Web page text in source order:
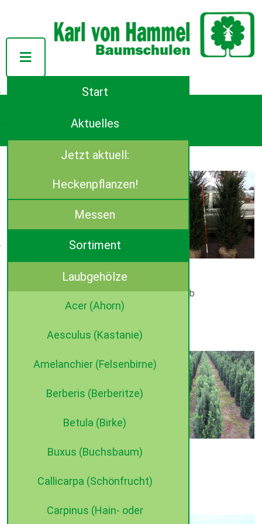
D-26639 Wiesmoor
E-Mail:info(at)von-hammel.de
Taxus (Eibe)
Taxus baccata
120- 140 cm, mB
150- 175 cm, Sol mDb
60- 70 cm breit x 175- 200 cm hoch,
60- 80 cm breit x 200- 225 cm hoch, Sol mDb
Verfügbare Größen:
100- 120 cm, Sol mB
140- 160 cm, Sol mDb
180- 200 cm, Sol mDb
275- 300 cm, Sol mDb
- besser als Taxus baccata ‚Fastigiata’! –
Taxus media ‚Hicksii’
Start
Aktuelles
Jetzt aktuell:
Heckenpflanzen!
Messen
Sortiment
Laubgehölze
Acer (Ahorn)
Aesculus (Kastanie)
Amelanchier (Felsenbirne)
Berberis (Berberitze)
Betula (Birke)
Buxus (Buchsbaum)
Callicarpa (Schönfrucht)
Carpinus (Hain- oder